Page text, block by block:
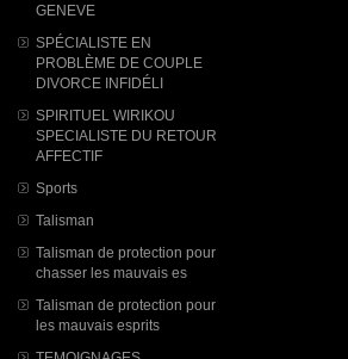
GENEVE
SPÉCIALISTE EN
PROBLÈME DE COUPLE
DIVORCE INFIDÉLI
SPIRITUEL WIRIKOU
SPECIALISTE DU RETOUR
AFFECTIF
Sports
Talisman
Talisman de protection pour
chasser les mauvais es
Talisman de protection pour
les mauvais esprits